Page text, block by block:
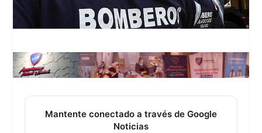
Mantente conectado a través de Google
Noticias